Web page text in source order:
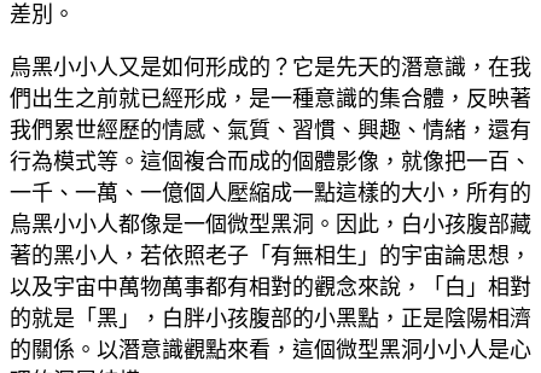
差別。
烏黑小小人又是如何形成的？它是先天的潛意識，在我
們出生之前就已經形成，是一種意識的集合體，反映著
我們累世經歷的情感、氣質、習慣、興趣、情緒，還有
行為模式等。這個複合而成的個體影像，就像把一百、
一千、一萬、一億個人壓縮成一點這樣的大小，所有的
烏黑小小人都像是一個微型黑洞。因此，白小孩腹部藏
著的黑小人，若依照老子「有無相生」的宇宙論思想，
以及宇宙中萬物萬事都有相對的觀念來說，「白」相對
的就是「黑」，白胖小孩腹部的小黑點，正是陰陽相濟
的關係。以潛意識觀點來看，這個微型黑洞小小人是心